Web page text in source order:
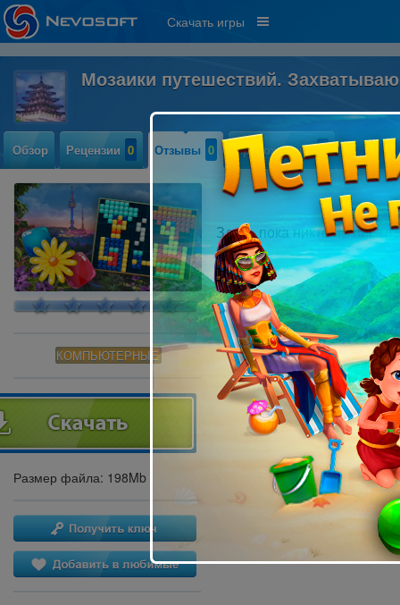
Скачать игры
Мозаики путешествий.
Обзор Рецензии 0 Отзывы 0 Прохождение 0
КОМПЬЮТЕРНЫЕ
Размер файла: 198Mb
Здесь пока никто не писал